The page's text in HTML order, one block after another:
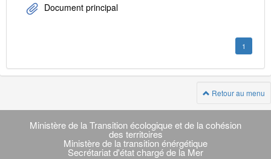
Document principal
1
Retour au menu
Navigation
transverse
Ministère de la Transition écologique et de la cohésion
des territoires
Ministère de la transition énérgétique
Secrétariat d'état chargé de la Mer